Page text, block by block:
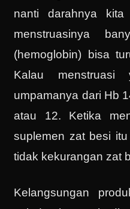
nanti darahnya kita
menstruasinya
(hemoglobin) bisa
Kalau menstruasi
umpamanya dari Hb
atau 12. Ketika
suplemen zat besi
tidak kekurangan zat
Kelangsungan